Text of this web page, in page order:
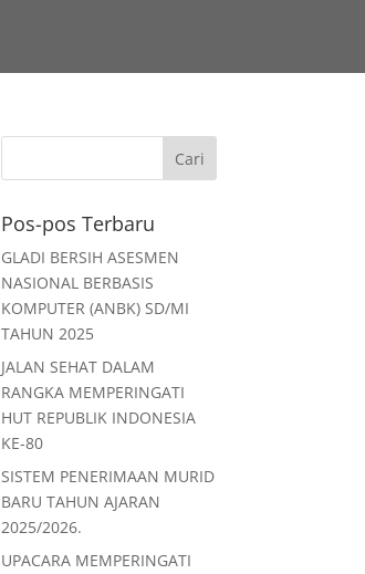
Pos-pos Terbaru
GLADI BERSIH ASESMEN
NASIONAL BERBASIS
KOMPUTER (ANBK) SD/MI
TAHUN 2025
JALAN SEHAT DALAM
RANGKA MEMPERINGATI
HUT REPUBLIK INDONESIA
KE-80
SISTEM PENERIMAAN MURID
BARU TAHUN AJARAN
2025/2026.
UPACARA MEMPERINGATI